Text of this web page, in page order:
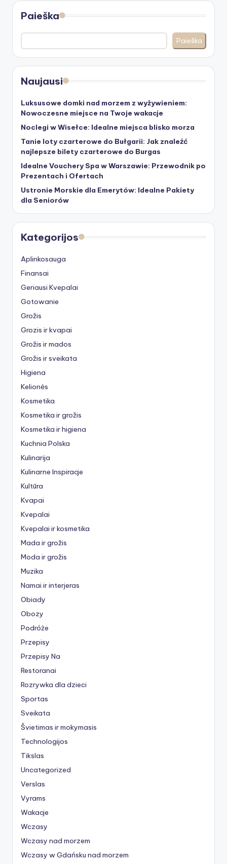
Paieška
Paieška
Naujausi
Luksusowe domki nad morzem z wyżywieniem:
Nowoczesne miejsce na Twoje wakacje
Noclegi w Wisełce: Idealne miejsca blisko morza
Tanie loty czarterowe do Bułgarii: Jak znaleźć
najlepsze bilety czarterowe do Burgas
Idealne Vouchery Spa w Warszawie: Przewodnik po
Prezentach i Ofertach
Ustronie Morskie dla Emerytów: Idealne Pakiety
dla Seniorów
Kategorijos
Aplinkosauga
Finansai
Geriausi Kvepalai
Gotowanie
Grožis
Grozis ir kvapai
Grožis ir mados
Grožis ir sveikata
Higiena
Kelionės
Kosmetika
Kosmetika ir grožis
Kosmetika ir higiena
Kuchnia Polska
Kulinarija
Kulinarne Inspiracje
Kultūra
Kvapai
Kvepalai
Kvepalai ir kosmetika
Mada ir grožis
Moda ir grožis
Muzika
Namai ir interjeras
Obiady
Obozy
Podróże
Przepisy
Przepisy Na
Restoranai
Rozrywka dla dzieci
Sportas
Sveikata
Švietimas ir mokymasis
Technologijos
Tikslas
Uncategorized
Verslas
Vyrams
Wakacje
Wczasy
Wczasy nad morzem
Wczasy w Gdańsku nad morzem